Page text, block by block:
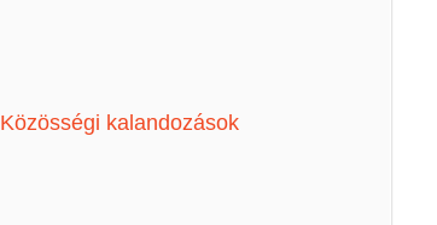
Közösségi kalandozások